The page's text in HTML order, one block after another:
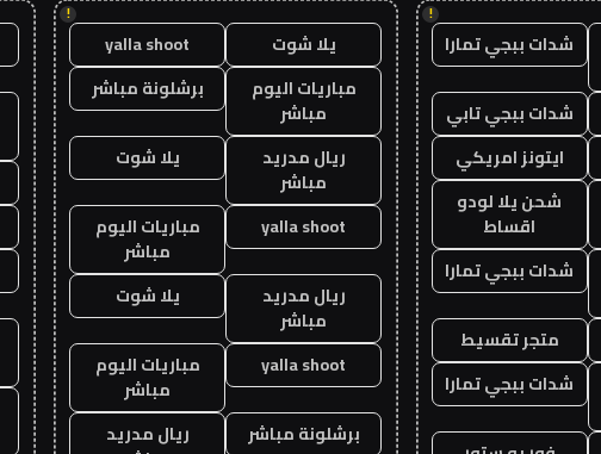
!
شدات ببجي تمارا
شدات ببجي تابي
ايتونز امريكي
شحن يلا لودو
اقساط
شدات ببجي تمارا
متجر تقسيط
شدات ببجي تمارا
!
يلا شوت
yalla shoot
مباريات اليوم
مباشر
برشلونة مباشر
ريال مدريد
مباشر
يلا شوت
yalla shoot
مباريات اليوم
مباشر
ريال مدريد
مباشر
يلا شوت
yalla shoot
مباريات اليوم
مباشر
برشلونة مباشر
ريال مدريد